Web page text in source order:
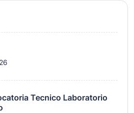
Tecnico Laboratorio